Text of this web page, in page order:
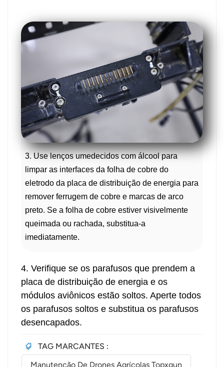
3. Use lenços umedecidos com álcool para
limpar as interfaces da folha de cobre do
eletrodo da placa de distribuição de energia para
remover ferrugem de cobre e marcas de arco
preto. Se a folha de cobre estiver visivelmente
queimada ou rachada, substitua-a
imediatamente.
4. Verifique se os parafusos que prendem a
placa de distribuição de energia e os
módulos aviônicos estão soltos. Aperte todos
os parafusos soltos e substitua os parafusos
desencapados.
TAG MARCANTES :
Manutenção De Drones Agrícolas Topxgun